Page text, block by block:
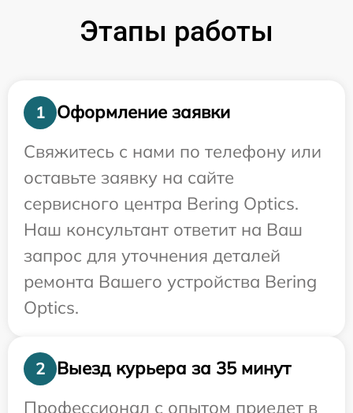
Этапы работы
1
Оформление заявки
Свяжитесь с нами по телефону или
оставьте заявку на сайте
сервисного центра Bering Optics.
Наш консультант ответит на Ваш
запрос для уточнения деталей
ремонта Вашего устройства Bering
Optics.
2
Выезд курьера за 35 минут
Профессионал с опытом приедет в